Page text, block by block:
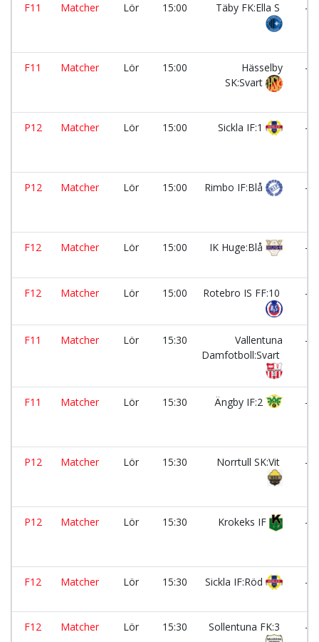
F11 Matcher Lör 15:00 Täby FK:Ella S -
F11 Matcher Lör 15:00
Hässelby
SK:Svart
-
P12 Matcher Lör 15:00 Sickla IF:1 -
P12 Matcher Lör 15:00 Rimbo IF:Blå -
F12 Matcher Lör 15:00 IK Huge:Blå -
F12 Matcher Lör 15:00 Rotebro IS FF:10 -
F11 Matcher Lör 15:30
Vallentuna
Damfotboll:Svart
-
F11 Matcher Lör 15:30 Ängby IF:2 -
P12 Matcher Lör 15:30 Norrtull SK:Vit -
P12 Matcher Lör 15:30 Krokeks IF -
F12 Matcher Lör 15:30 Sickla IF:Röd -
F12 Matcher Lör 15:30 Sollentuna FK:3 -